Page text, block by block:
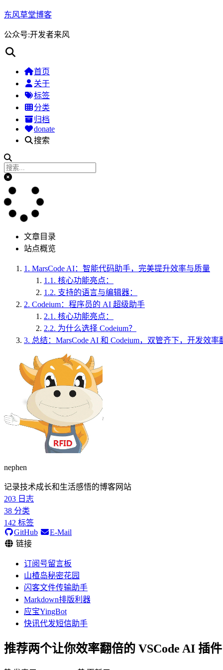
东风草堂博客
公众号:开发者来风
首页
关于
标签
分类
归档
donate
搜索
文章目录
站点概览
1. MarsCode AI：智能代码助手，完美提升效率与质量
1.1. 核心功能亮点：
1.2. 支持的语言与编辑器：
2. Codeium：程序员的 AI 超级助手
2.1. 核心功能亮点：
2.2. 为什么选择 Codeium？
3. 总结：MarsCode AI 和 Codeium，双管齐下，开发效率
nephen
记录技术成长和生活感悟的博客网站
203 日志
38 分类
142 标签
GitHub
E-Mail
链接
订阅号留言板
山楂岛秘密花园
闪客文件传输助手
Markdown排版利器
应宝YingBot
快讯代发短信助手
推荐两个让你效率翻倍的 VSCode AI 插